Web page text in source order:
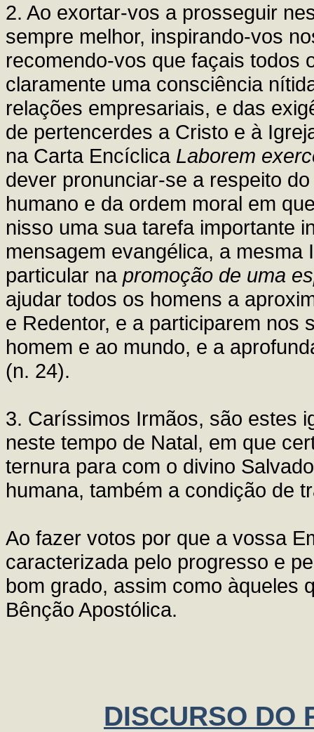
2. Ao exortar-vos a prosseguir
sempre melhor, inspirando-vos
recomendo-vos que façais todos
claramente uma consciência
relações empresariais, e das
de pertencerdes a Cristo e à
na Carta Encíclica Laborem
dever pronunciar-se a respeito
humano e da ordem moral em
nisso uma sua tarefa importante
mensagem evangélica, a
particular na promoção de uma
ajudar todos os homens a
e Redentor, e a participarem nos
homem e ao mundo, e a
(n. 24).
3. Caríssimos Irmãos, são estes
neste tempo de Natal, em que
ternura para com o divino
humana, também a condição de
Ao fazer votos por que a vossa
caracterizada pelo progresso e
bom grado, assim como àqueles
Bênção Apostólica.
DISCURSO DO